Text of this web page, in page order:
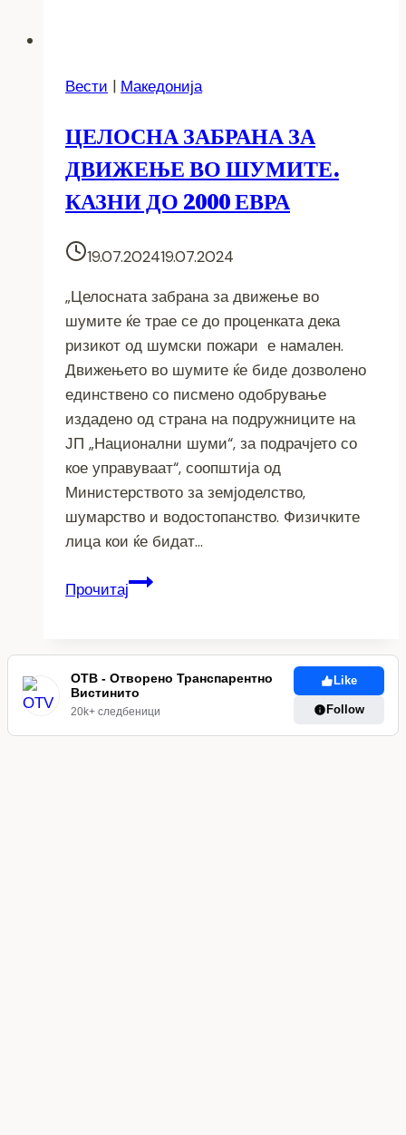
Вести | Македонија
ЦЕЛОСНА ЗАБРАНА ЗА
ДВИЖЕЊЕ ВО ШУМИТЕ.
КАЗНИ ДО 2000 ЕВРА
19.07.202419.07.2024
„Целосната забрана за движење во
шумите ќе трае се до проценката дека
ризикот од шумски пожари е намален.
Движењето во шумите ќе биде дозволено
единствено со писмено одобрување
издадено од страна на подружниците на
ЈП „Национални шуми“, за подрачјето со
кое управуваат“, соопштија од
Министерството за земјоделство,
шумарство и водостопанство. Физичките
лица кои ќе бидат…
ПрочитајЦЕЛОСНА
ДВИЖЕЊЕ
ВО
ШУМИТЕ.
ОТВ - Отворено Транспарентно
Вистинито
20k+ следбеници
Like
Follow